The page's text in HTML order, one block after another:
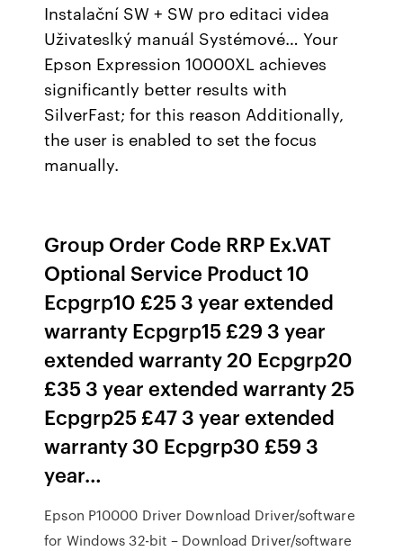
Instalační SW + SW pro editaci videa
Uživateslký manuál Systémové… Your
Epson Expression 10000XL achieves
significantly better results with
SilverFast; for this reason Additionally,
the user is enabled to set the focus
manually.
Group Order Code RRP Ex.VAT
Optional Service Product 10
Ecpgrp10 £25 3 year extended
warranty Ecpgrp15 £29 3 year
extended warranty 20 Ecpgrp20
£35 3 year extended warranty 25
Ecpgrp25 £47 3 year extended
warranty 30 Ecpgrp30 £59 3
year…
Epson P10000 Driver Download Driver/software
for Windows 32-bit – Download Driver/software